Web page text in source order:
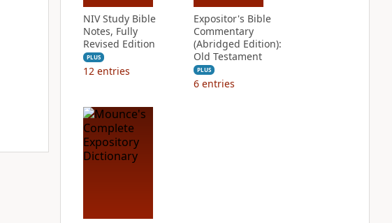
NIV Study Bible
Notes, Fully
Revised Edition
PLUS
12 entries
Expositor's Bible
Commentary
(Abridged Edition):
Old Testament
PLUS
6 entries